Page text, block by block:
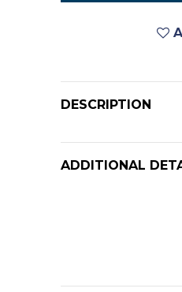
DESCRIPTION
ADDITIONAL